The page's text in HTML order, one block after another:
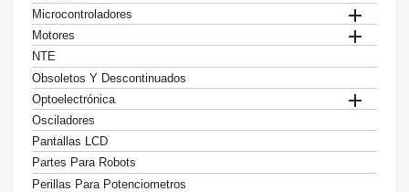
Microcontroladores

Motores 
NTE
Obsoletos Y Descontinuados
Optoelectrónica

Osciladores
Pantallas LCD
Partes Para Robots
Perillas Para Potenciometros